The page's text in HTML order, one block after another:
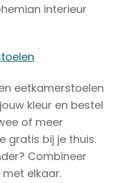
interieur
eetkamerstoelen
kleur en bestel
of meer
gratis bij je thuis.
Combineer
elkaar.